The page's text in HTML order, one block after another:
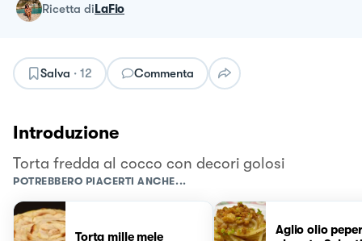
ricetta diLaFio
Salva · 12 Commenta
Introduzione
Torta fredda al cocco con decori golosi
POTREBBERO PIACERTI ANCHE...
Torta mille mele
Aglio olio